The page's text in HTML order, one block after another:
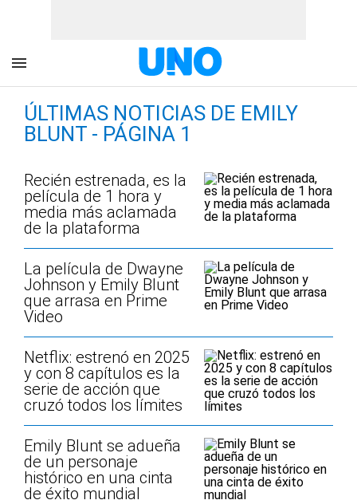
ÚLTIMAS NOTICIAS DE EMILY
BLUNT - PÁGINA 1
Recién estrenada, es la
película de 1 hora y
media más aclamada
de la plataforma
La película de Dwayne
Johnson y Emily Blunt
que arrasa en Prime
Video
Netflix: estrenó en 2025
y con 8 capítulos es la
serie de acción que
cruzó todos los límites
Emily Blunt se adueña
de un personaje
histórico en una cinta
de éxito mundial